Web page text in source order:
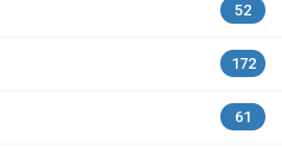
52
172
61